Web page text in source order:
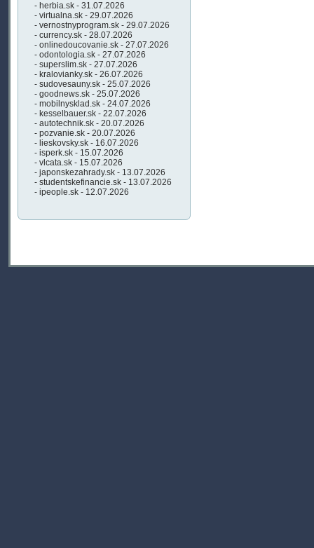
- herbia.sk - 31.07.2026
- virtualna.sk - 29.07.2026
- vernostnyprogram.sk - 29.07.2026
- currency.sk - 28.07.2026
- onlinedoucovanie.sk - 27.07.2026
- odontologia.sk - 27.07.2026
- superslim.sk - 27.07.2026
- kralovianky.sk - 26.07.2026
- sudovesauny.sk - 25.07.2026
- goodnews.sk - 25.07.2026
- mobilnysklad.sk - 24.07.2026
- kesselbauer.sk - 22.07.2026
- autotechnik.sk - 20.07.2026
- pozvanie.sk - 20.07.2026
- lieskovsky.sk - 16.07.2026
- isperk.sk - 15.07.2026
- vlcata.sk - 15.07.2026
- japonskezahrady.sk - 13.07.2026
- studentskefinancie.sk - 13.07.2026
- ipeople.sk - 12.07.2026